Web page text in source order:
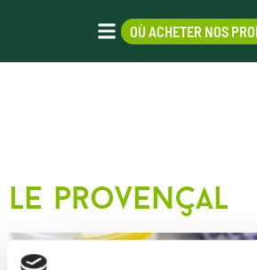
OÙ ACHETER NOS
le provençal